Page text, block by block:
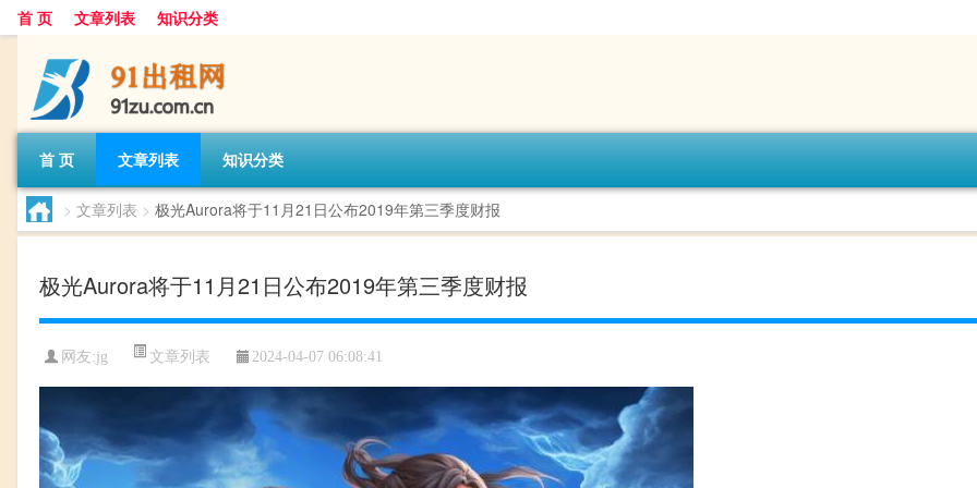
首 页 文章列表 知识分类
首 页 文章列表 知识分类
> 文章列表 > 极光Aurora将于11月21日公布2019年第三季度财报
极光Aurora将于11月21日公布2019年第三季度财报
网友:jg 文章列表 2024-04-07 06:08:41